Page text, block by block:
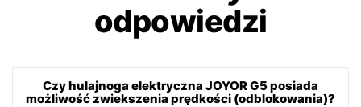
odpowiedzi
Czy hulajnoga elektryczna JOYOR G5 posiada
możliwość zwiekszenia prędkości (odblokowania)?